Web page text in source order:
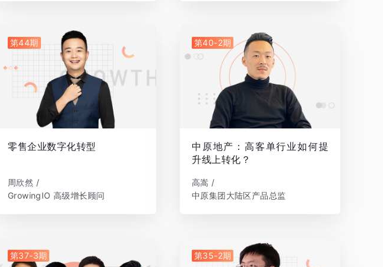
第44期
零售企业数字化转型
周欣然 /
GrowingIO 高级增长顾问
第40-2期
中原地产：高客单行业如何提
升线上转化？
高嵩 /
中原集团大陆区产品总监
第37-3期 第35-2期